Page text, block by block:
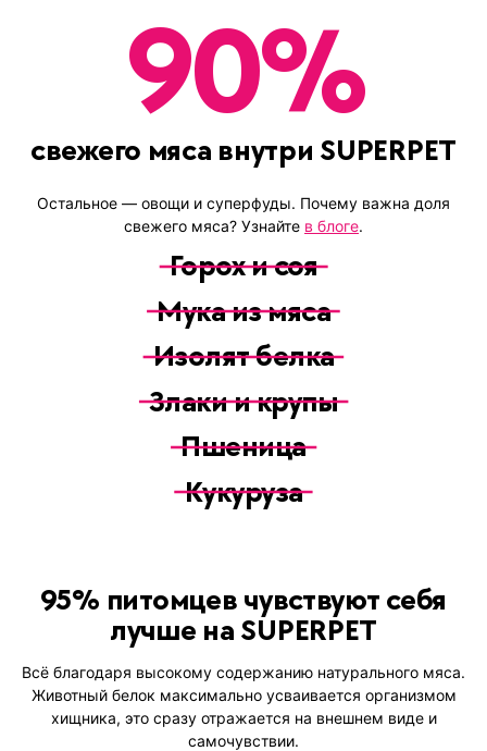
90%
свежего мяса внутри SUPERPET
Остальное — овощи и суперфуды. Почему важна доля
свежего мяса? Узнайте в блоге.
Горох и соя
Мука из мяса
Изолят белка
Злаки и крупы
Пшеница
Кукуруза
95% питомцев чувствуют себя
лучше на SUPERPET
Всё благодаря высокому содержанию натурального мяса.
Животный белок максимально усваивается организмом
хищника, это сразу отражается на внешнем виде и
самочувствии.